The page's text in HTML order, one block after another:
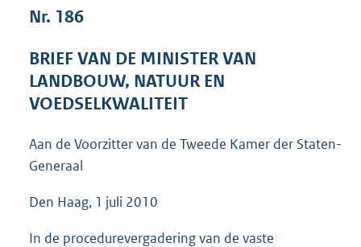
e
:
b
Nr. 186
BRIEF VAN DE MINISTER VAN
LANDBOUW, NATUUR EN
VOEDSELKWALITEIT
Aan de Voorzitter van de Tweede Kamer der Staten-
Generaal
Den Haag, 1 juli 2010
In de procedurevergadering van de vaste